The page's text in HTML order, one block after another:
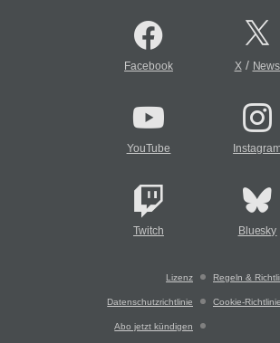
Facebook X/ News
YouTube
Twitch Bluesky
Lizenz Regeln &
Datenschutzrichtlinie Cookie-
Abo jetzt kündigen